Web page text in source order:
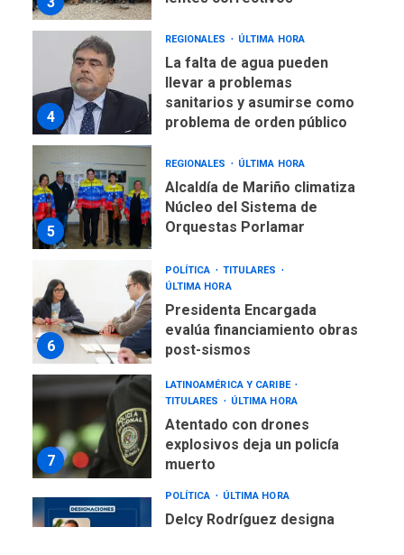
4
REGIONALES ÚLTIMA HORA
La falta de agua pueden
llevar a problemas
sanitarios y asumirse como
problema de orden público
5
REGIONALES ÚLTIMA HORA
Alcaldía de Mariño climatiza
Núcleo del Sistema de
Orquestas Porlamar
6
POLÍTICA
TITULARES
ÚLTIMA HORA
Presidenta Encargada
evalúa financiamiento obras
post-sismos
7
LATINOAMÉRICA Y CARIBE
TITULARES
ÚLTIMA HORA
Atentado con drones
explosivos deja un policía
muerto
POLÍTICA ÚLTIMA HORA
Delcy Rodríguez designa